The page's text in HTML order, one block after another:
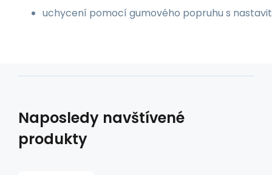
uchycení pomocí gumového popruhu s
Naposledy navštívené
produkty